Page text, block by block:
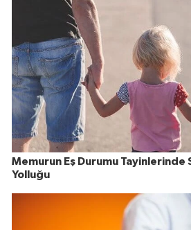
Memurun Eş Durumu Tayinlerinde
Yolluğu